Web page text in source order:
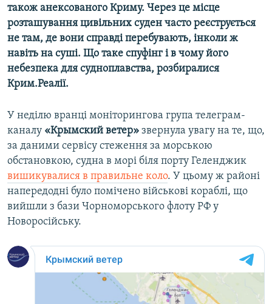
також анексованого Криму. Через це місце
розташування цивільних суден часто реєструється
не там, де вони справді перебувають, інколи ж
навіть на суші. Що таке спуфінг і в чому його
небезпека для судноплавства, розбиралися
Крим.Реалії.
У неділю вранці моніторингова група телеграм-
каналу «Крымский ветер» звернула увагу на те, що,
за даними сервісу стеження за морською
обстановкою, судна в морі біля порту Геленджик
вишикувалися в правильне коло. У цьому ж районі
напередодні було помічено військові кораблі, що
вийшли з бази Чорноморського флоту РФ у
Новоросійську.